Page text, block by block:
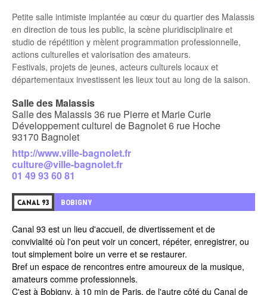
Petite salle intimiste implantée au cœur du quartier des Malassis
en direction de tous les public, la scène pluridisciplinaire et
studio de répétition y mèlent programmation professionnelle,
actions culturelles et valorisation des amateurs.
Festivals, projets de jeunes, acteurs culturels locaux et
départementaux investissent les lieux tout au long de la saison.
Salle des Malassis
Salle des Malassis 36 rue Pierre et Marie Curie
Développement culturel de Bagnolet 6 rue Hoche
93170 Bagnolet
http://www.ville-bagnolet.fr
culture@ville-bagnolet.fr
01 49 93 60 81
CANAL 93 BOBIGNY
Canal 93 est un lieu d'accueil, de divertissement et de
convivialité où l'on peut voir un concert, répéter, enregistrer, ou
tout simplement boire un verre et se restaurer.
Bref un espace de rencontres entre amoureux de la musique,
amateurs comme professionnels.
C'est à Bobigny, à 10 min de Paris, de l'autre côté du Canal de